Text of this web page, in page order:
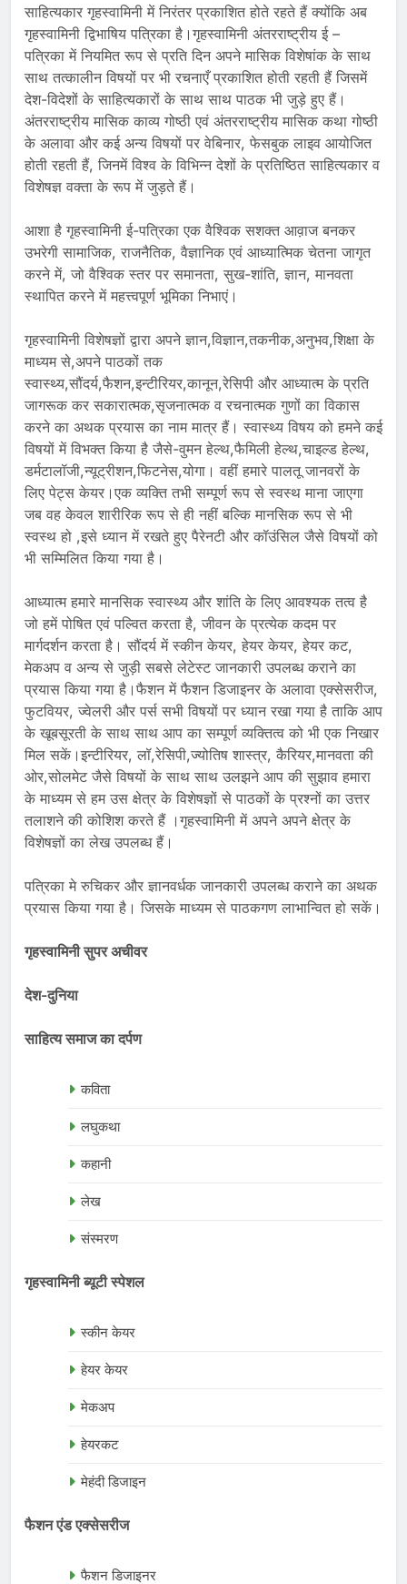
साहित्यकार गृहस्वामिनी में निरंतर प्रकाशित होते रहते हैं क्योंकि अब
गृहस्वामिनी द्विभाषिय पत्रिका है।गृहस्वामिनी अंतरराष्ट्रीय ई –
पत्रिका में नियमित रूप से प्रति दिन अपने मासिक विशेषांक के साथ
साथ तत्कालीन विषयों पर भी रचनाएँ प्रकाशित होती रहती हैं जिसमें
देश-विदेशों के साहित्यकारों के साथ साथ पाठक भी जुड़े हुए हैं।
अंतरराष्ट्रीय मासिक काव्य गोष्ठी एवं अंतरराष्ट्रीय मासिक कथा गोष्ठी
के अलावा और कई अन्य विषयों पर वेबिनार, फेसबुक लाइव आयोजित
होती रहती हैं, जिनमें विश्व के विभिन्न देशों के प्रतिष्ठित साहित्यकार व
विशेषज्ञ वक्ता के रूप में जुड़ते हैं।
आशा है गृहस्वामिनी ई-पत्रिका एक वैश्विक सशक्त आव़ाज बनकर
उभरेगी सामाजिक, राजनैतिक, वैज्ञानिक एवं आध्यात्मिक चेतना जागृत
करने में, जो वैश्विक स्तर पर समानता, सुख-शांति, ज्ञान, मानवता
स्थापित करने में महत्त्वपूर्ण भूमिका निभाएं।
गृहस्वामिनी विशेषज्ञों द्वारा अपने ज्ञान,विज्ञान,तकनीक,अनुभव,शिक्षा के
माध्यम से,अपने पाठकों तक
स्वास्थ्य,सौंदर्य,फैशन,इन्टीरियर,कानून,रेसिपी और आध्यात्म के प्रति
जागरूक कर सकारात्मक,सृजनात्मक व रचनात्मक गुणों का विकास
करने का अथक प्रयास का नाम मात्र हैं। स्वास्थ्य विषय को हमने कई
विषयों में विभक्त किया है जैसे-वुमन हेल्थ,फैमिली हेल्थ,चाइल्ड हेल्थ,
डर्मटालॉजी,न्यूट्रीशन,फिटनेस,योगा। वहीं हमारे पालतू जानवरों के
लिए पेट्स केयर।एक व्यक्ति तभी सम्पूर्ण रूप से स्वस्थ माना जाएगा
जब वह केवल शारीरिक रूप से ही नहीं बल्कि मानसिक रूप से भी
स्वस्थ हो ,इसे ध्यान में रखते हुए पैरेनटी और कॉउंसिल जैसे विषयों को
भी सम्मिलित किया गया है।
आध्यात्म हमारे मानसिक स्वास्थ्य और शांति के लिए आवश्यक तत्व है
जो हमें पोषित एवं पल्वित करता है, जीवन के प्रत्येक कदम पर
मार्गदर्शन करता है। सौंदर्य में स्कीन केयर, हेयर केयर, हेयर कट,
मेकअप व अन्य से जुड़ी सबसे लेटेस्ट जानकारी उपलब्ध कराने का
प्रयास किया गया है।फैशन में फैशन डिजाइनर के अलावा एक्सेसरीज,
फुटवियर, ज्वेलरी और पर्स सभी विषयों पर ध्यान रखा गया है ताकि आप
के खूबसूरती के साथ साथ आप का सम्पूर्ण व्यक्तित्व को भी एक निखार
मिल सकें।इन्टीरियर, लॉ,रेसिपी,ज्योतिष शास्त्र, कैरियर,मानवता की
ओर,सोलमेट जैसे विषयों के साथ साथ उलझने आप की सुझाव हमारा
के माध्यम से हम उस क्षेत्र के विशेषज्ञों से पाठकों के प्रश्नों का उत्तर
तलाशने की कोशिश करते हैं ।गृहस्वामिनी में अपने अपने क्षेत्र के
विशेषज्ञों का लेख उपलब्ध हैं।
पत्रिका मे रुचिकर और ज्ञानवर्धक जानकारी उपलब्ध कराने का अथक
प्रयास किया गया है। जिसके माध्यम से पाठकगण लाभान्वित हो सकें।
गृहस्वामिनी सुपर अचीवर
देश-दुनिया
साहित्य समाज का दर्पण
कविता
लघुकथा
कहानी
लेख
संस्मरण
गृहस्वामिनी ब्यूटी स्पेशल
स्कीन केयर
हेयर केयर
मेकअप
हेयरकट
मेहंदी डिजाइन
फैशन एंड एक्सेसरीज
फैशन डिजाइनर